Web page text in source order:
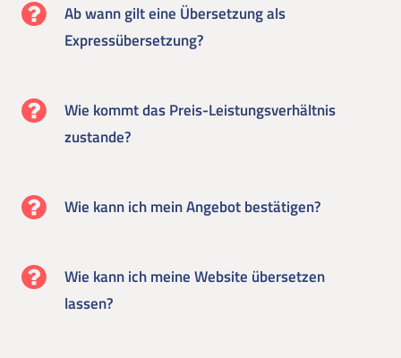
Ab wann gilt eine Übersetzung als
Expressübersetzung?
Wie kommt das Preis-Leistungsverhältnis
zustande?
Wie kann ich mein Angebot bestätigen?
Wie kann ich meine Website übersetzen
lassen?